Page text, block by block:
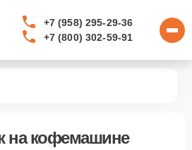
+7 (958) 295-29-36
+7 (800) 302-59-91
на кофемашине